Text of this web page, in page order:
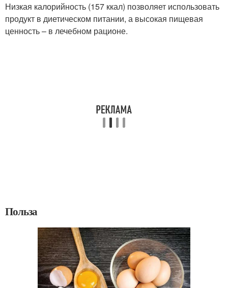
Низкая калорийность (157 ккал) позволяет использовать
продукт в диетическом питании, а высокая пищевая
ценность – в лечебном рационе.
Польза